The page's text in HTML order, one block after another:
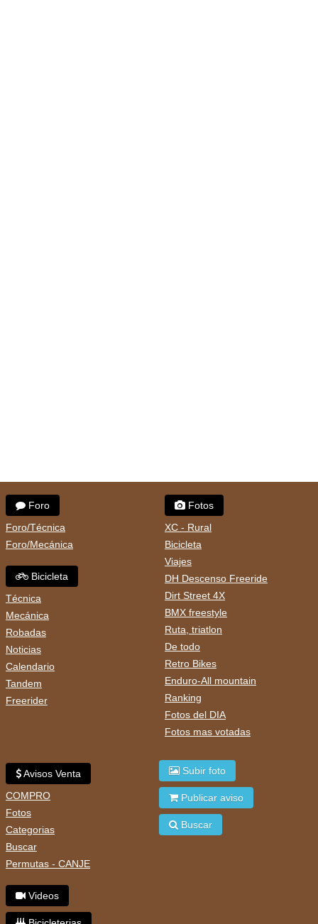
Foro
Foro/Técnica
Foro/Mecánica
Bicicleta
Técnica
Mecánica
Robadas
Noticias
Calendario
Tandem
Freerider
Fotos
XC - Rural
Bicicleta
Viajes
DH Descenso Freeride
Dirt Street 4X
BMX freestyle
Ruta, triatlon
De todo
Retro Bikes
Enduro-All mountain
Ranking
Fotos del DIA
Fotos mas votadas
Avisos Venta
COMPRO
Fotos
Categorias
Buscar
Permutas - CANJE
Videos
Subir foto
Publicar aviso
Buscar